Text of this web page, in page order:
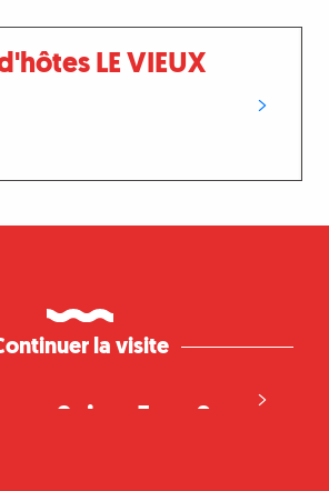
LE VIEUX
la visite
en Seine-Eure ?